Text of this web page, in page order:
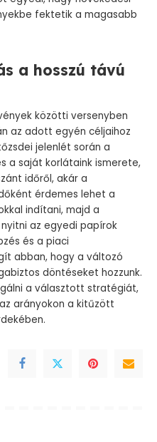
fektetik a magasabb
a hosszú távú
közötti versenyben
az adott egyén céljaihoz
jelenlét során a
a saját korlátaink ismerete,
időről, akár a
érdemes lehet a
indítani, majd a
az egyedi papírok
és a piaci
abban, hogy a változó
döntéseket hozzunk.
a választott stratégiát,
arányokon a kitűzött